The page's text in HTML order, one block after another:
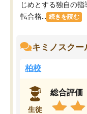
じめとする独自の
転合格...
続きを読む
キミノスクー
柏校
生徒
総合評価